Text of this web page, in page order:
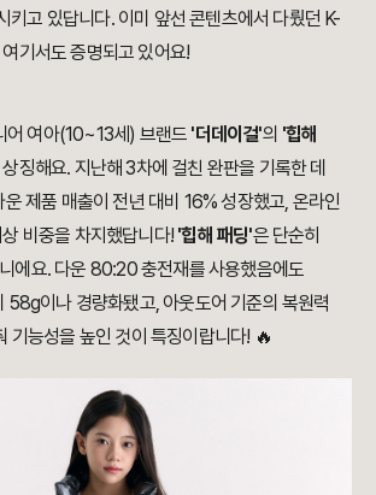
키고 있답니다. 이미 앞선 콘텐츠에서 다뤘던 K-
기서도 증명되고 있어요!
어 여아(10~13세) 브랜드 '더데이걸'의 '힙해
징해요. 지난해 3차에 걸친 완판을 기록한 데
제품 매출이 전년 대비 16% 성장했고, 온라인
비중을 차지했답니다! '힙해 패딩'은 단순히
에요. 다운 80:20 충전재를 사용했음에도
이나 경량화됐고, 아웃도어 기준의 복원력
기능성을 높인 것이 특징이랍니다! 🔥